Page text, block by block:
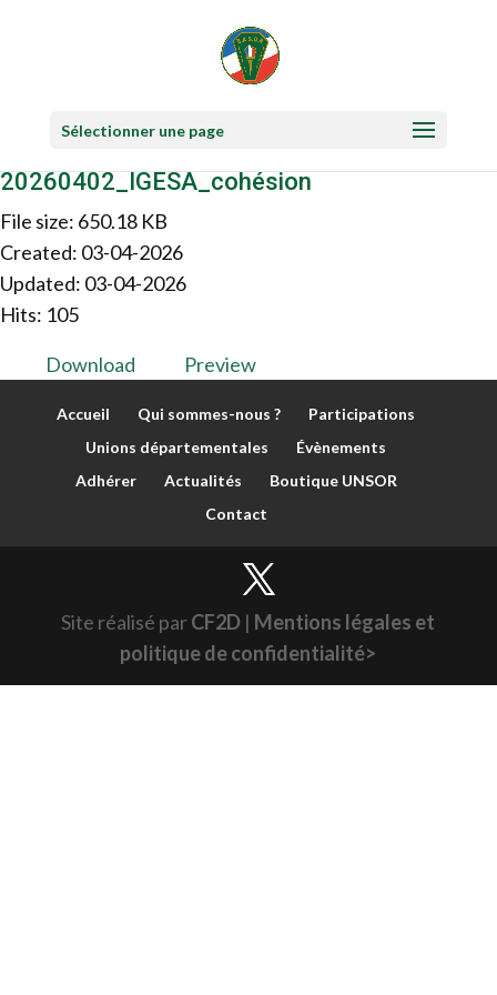
Sélectionner une page
20260402_IGESA_cohésion
File size: 650.18 KB
Created: 03-04-2026
Updated: 03-04-2026
Hits: 105
Download Preview
Accueil Qui sommes-nous ?
Participations
Unions départementales
Évènements
Adhérer
Actualités
Boutique UNSOR
Contact
Site réalisé parCF2D | Mentions légales et
politique de confidentialité>